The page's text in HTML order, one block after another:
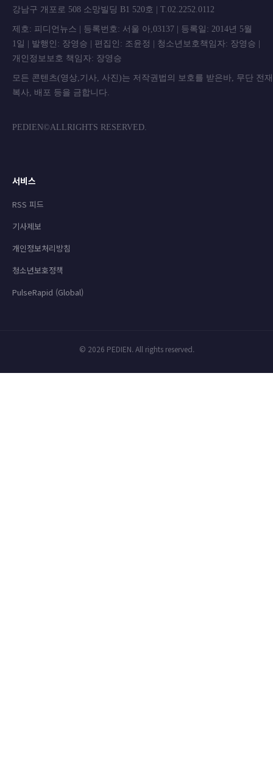
강남구 개포로 508 소망빌딩 B1 520호 | T.02.2252.0112
제호: 피디언뉴스 | 등록번호: 서울 아,03137 | 등록일: 2014년 5월
1일 | 발행인: 장영승 | 편집인: 조윤정 | 청소년보호책임자: 장영승 |
개인정보보호 책임자: 장영승
모든 콘텐츠(영상,기사, 사진)는 저작권법의 보호를 받은바, 무단 전
복사, 배포 등을 금합니
PEDIEN©ALLRIGHTS RESERVED.
서비스
RSS 피드
기사제보
개인정보처리방침
청소년보호정책
PulseRapid (Global)
© 2026 PEDIEN. All rights reserved.